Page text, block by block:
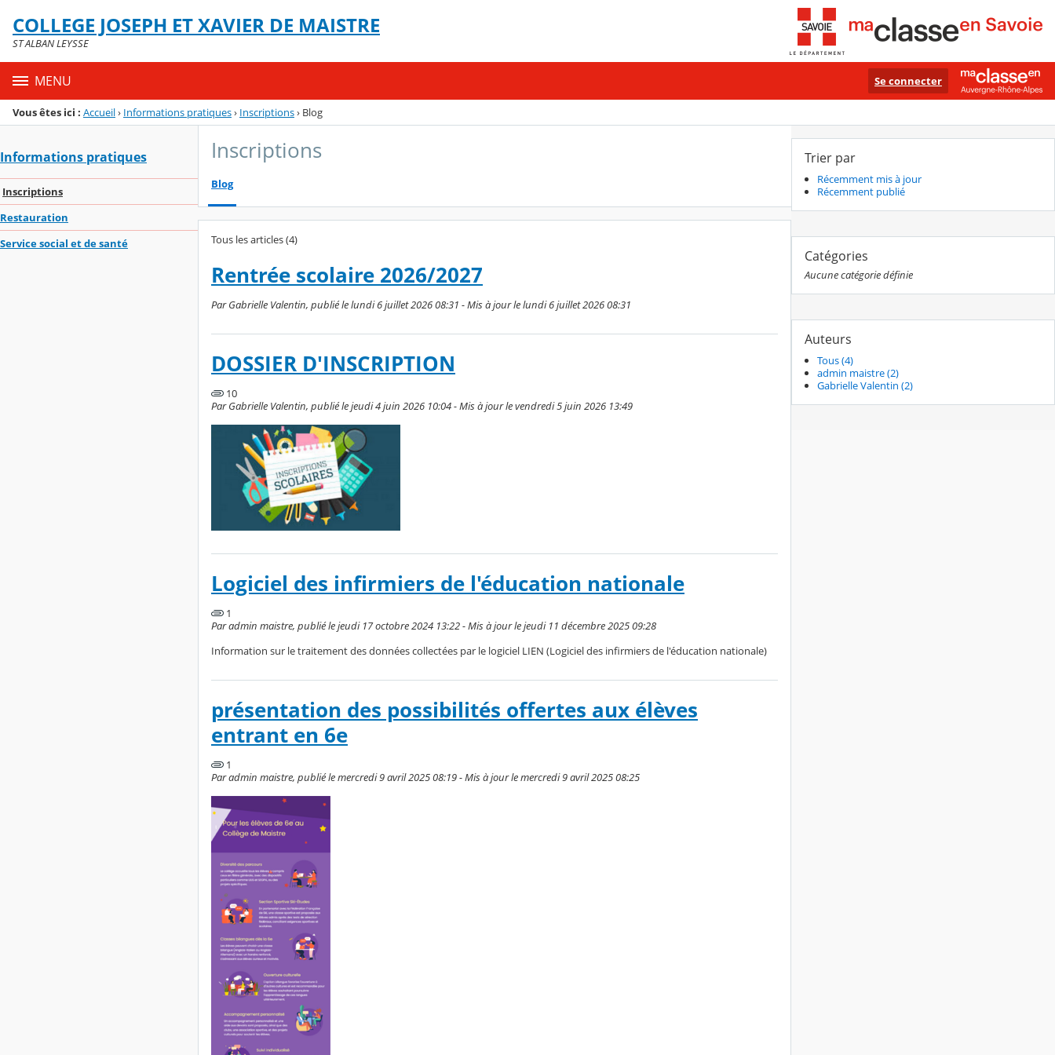
Menu de la rubrique
Contenu
COLLEGE JOSEPH ET XAVIER DE MAISTRE
ST ALBAN LEYSSE
MENU Se connecter
Vous êtes ici : Accueil› Informations pratiques› Inscriptions› Blog
Informations pratiques
Inscriptions
Restauration
Service social et de santé
Inscriptions
Blog
Tous les articles (4)
Rentrée scolaire 2026/2027
Par Gabrielle Valentin, publié le lundi 6 juillet 2026 08:31 - Mis à jour le lundi 6 juillet 2026 08:31
DOSSIER D'INSCRIPTION
10
Par Gabrielle Valentin, publié le jeudi 4 juin 2026 10:04 - Mis à jour le vendredi 5 juin 2026 13:49
Logiciel des infirmiers de l'éducation nationale
1
Par admin maistre, publié le jeudi 17 octobre 2024 13:22 - Mis à jour le jeudi 11 décembre 2025 09:28
Information sur le traitement des données collectées par le logiciel LIEN (Logiciel des infirmiers de l'éducation nationale)
présentation des possibilités offertes aux élèves
entrant en 6e
1
Par admin maistre, publié le mercredi 9 avril 2025 08:19 - Mis à jour le mercredi 9 avril 2025 08:25
Trier par
Récemment mis à jour
Récemment publié
Catégories
Aucune catégorie définie
Auteurs
Tous (4)
admin maistre (2)
Gabrielle Valentin (2)